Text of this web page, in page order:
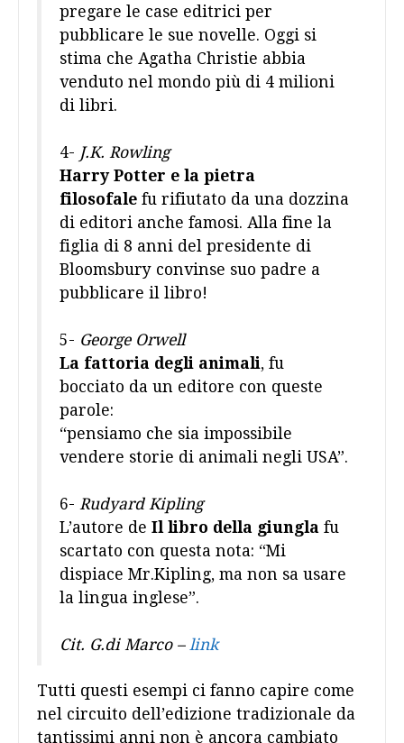
pregare le case editrici per
pubblicare le sue novelle. Oggi si
stima che Agatha Christie abbia
venduto nel mondo più di 4 milioni
di libri.
4- J.K. Rowling
Harry Potter e la pietra
filosofale fu rifiutato da una dozzina
di editori anche famosi. Alla fine la
figlia di 8 anni del presidente di
Bloomsbury convinse suo padre a
pubblicare il libro!
5- George Orwell
La fattoria degli animali, fu
bocciato da un editore con queste
parole:
“pensiamo che sia impossibile
vendere storie di animali negli USA”.
6- Rudyard Kipling
L’autore de Il libro della giungla fu
scartato con questa nota: “Mi
dispiace Mr.Kipling, ma non sa usare
la lingua inglese”.
Cit. G.di Marco – link
Tutti questi esempi ci fanno capire come
nel circuito dell’edizione tradizionale da
tantissimi anni non è ancora cambiato